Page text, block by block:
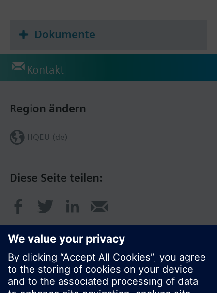
Dokumente
Kontakt
Diese Seite teilen:
Region ändern
HQEU (de)